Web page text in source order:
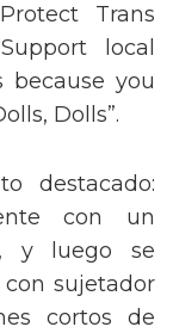
Trans
local
because you
Dolls”.
destacado:
con un
y luego se
sujetador
cortos de